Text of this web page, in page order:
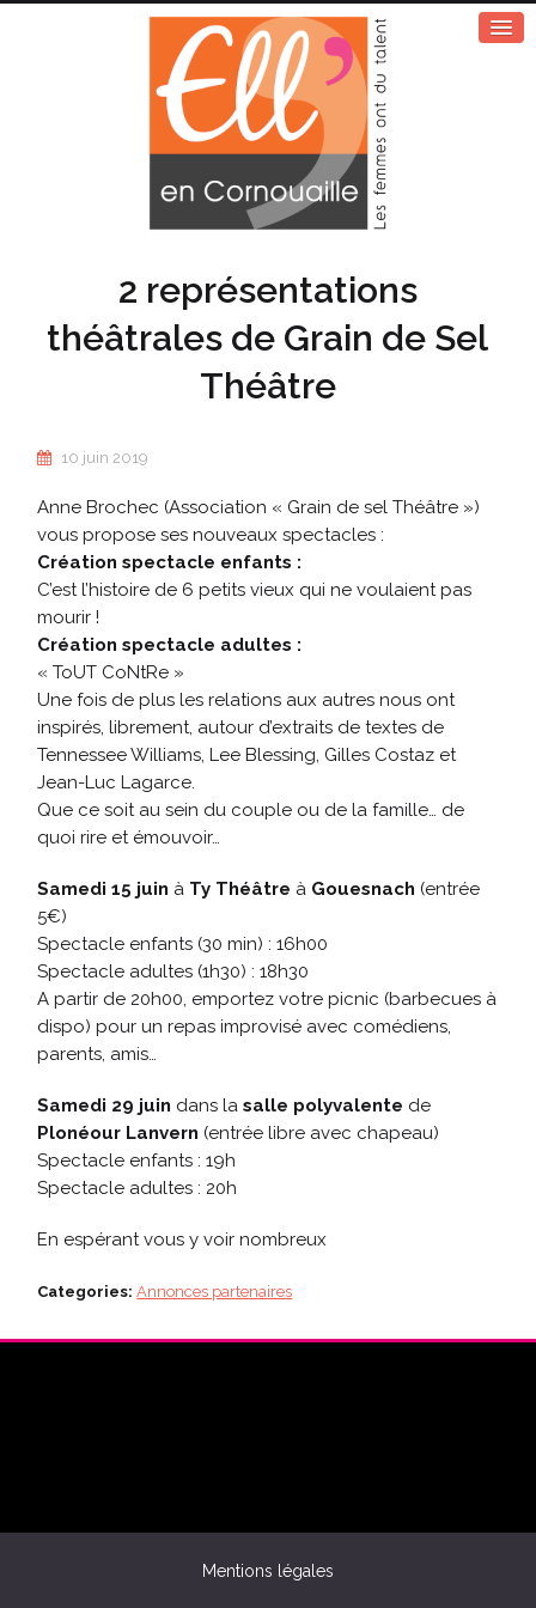
2 représentations
théâtrales de Grain de Sel
Théâtre
10 juin 2019
Anne Brochec (Association « Grain de sel Théâtre »)
vous propose ses nouveaux spectacles :
Création spectacle enfants :
C’est l’histoire de 6 petits vieux qui ne voulaient pas
mourir !
Création spectacle adultes :
« ToUT CoNtRe »
Une fois de plus les relations aux autres nous ont
inspirés, librement, autour d’extraits de textes de
Tennessee Williams, Lee Blessing, Gilles Costaz et
Jean-Luc Lagarce.
Que ce soit au sein du couple ou de la famille… de
quoi rire et émouvoir…
Samedi 15 juin à Ty Théâtre à Gouesnach (entrée
5€)
Spectacle enfants (30 min) : 16h00
Spectacle adultes (1h30) : 18h30
A partir de 20h00, emportez votre picnic (barbecues à
dispo) pour un repas improvisé avec comédiens,
parents, amis…
Samedi 29 juin dans lasalle polyvalente de
Plonéour Lanvern (entrée libre avec chapeau)
Spectacle enfants : 19h
Spectacle adultes : 20h
En espérant vous y voir nombreux
Categories: Annonces partenaires
Mentions légales